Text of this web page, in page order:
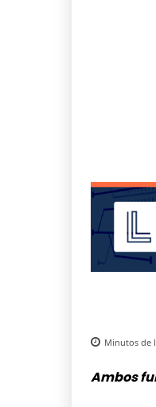
Minutos de
Ambos